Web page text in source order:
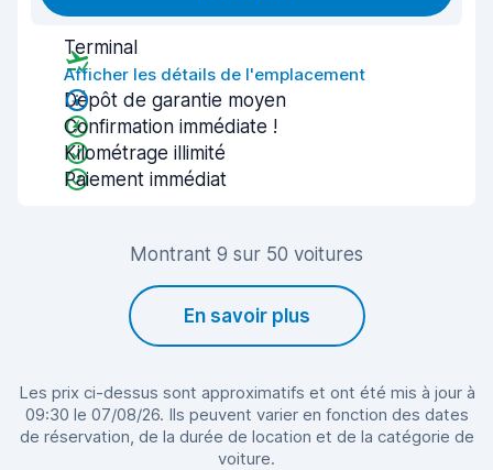
Terminal
Afficher les détails de l'emplacement
Dépôt de garantie moyen
Confirmation immédiate !
Kilométrage illimité
Paiement immédiat
Montrant 9 sur 50 voitures
En savoir plus
Les prix ci-dessus sont approximatifs et ont été mis à jour à
09:30 le 07/08/26. Ils peuvent varier en fonction des dates
de réservation, de la durée de location et de la catégorie de
voiture.